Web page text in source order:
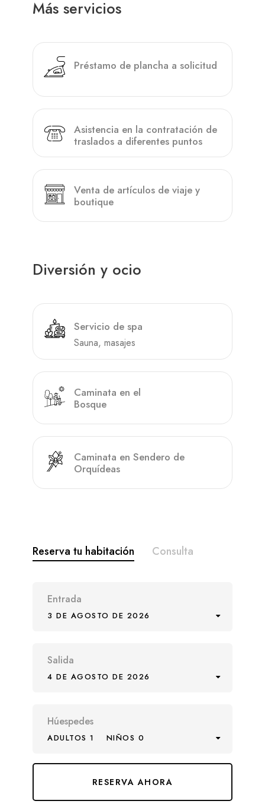
Más servicios
Préstamo de plancha a solicitud
Asistencia en la contratación de
traslados a diferentes puntos
Venta de artículos de viaje y
boutique
Diversión y ocio
Servicio de spa
Sauna, masajes
Caminata en el
Bosque
Caminata en Sendero de
Orquídeas
Reserva tu habitación Consulta
Entrada
3 DE AGOSTO DE 2026
Salida
4 DE AGOSTO DE 2026
Húespedes
ADULTOS 1 NIÑOS 0